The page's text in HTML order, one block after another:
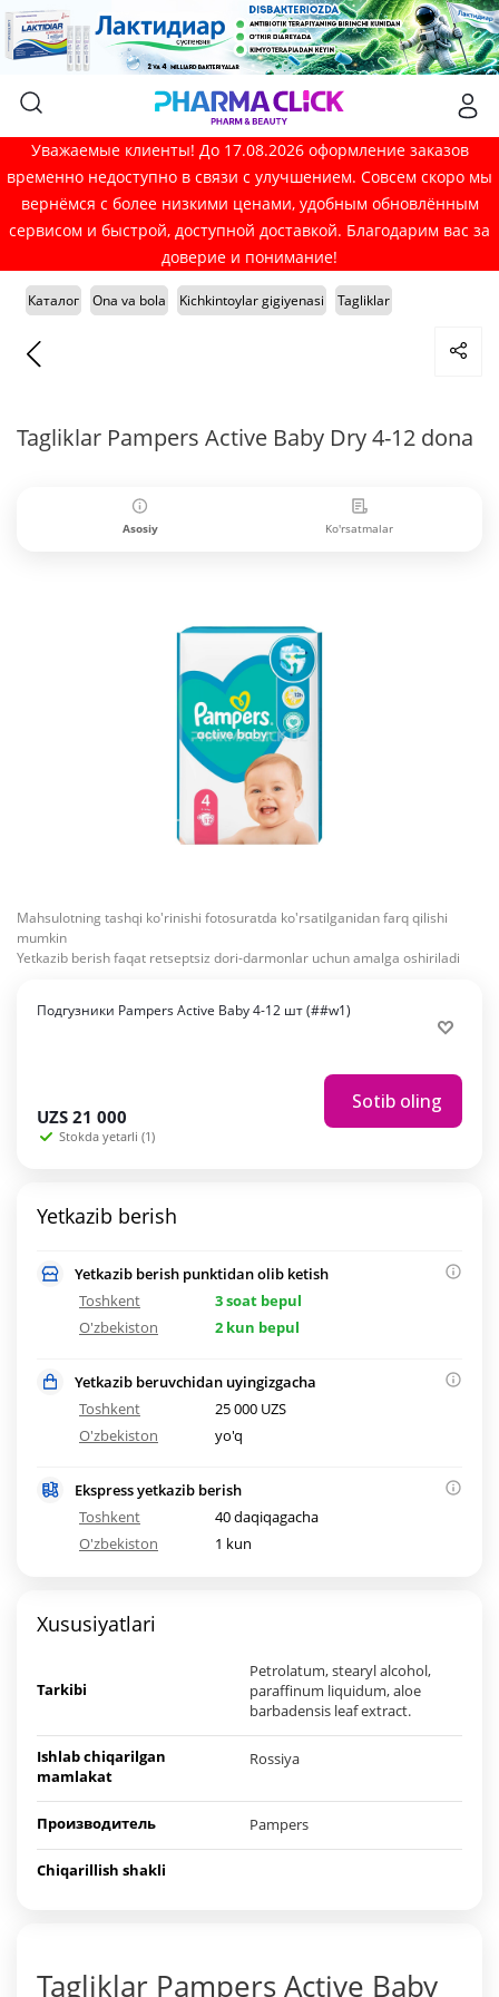
Уважаемые клиенты! До 17.08.2026 оформление заказов
временно недоступно в связи с улучшением. Совсем скоро мы
вернёмся с более низкими ценами, удобным обновлённым
сервисом и быстрой, доступной доставкой. Благодарим вас за
доверие и понимание!
Каталог Ona va bola Kichkintoylar gigiyenasi Tagliklar
Tagliklar Pampers Active Baby Dry 4-12 dona
Asosiy Ko'rsatmalar
Mahsulotning tashqi ko'rinishi fotosuratda ko'rsatilganidan farq qilishi
mumkin
Yetkazib berish faqat retseptsiz dori-darmonlar uchun amalga oshiriladi
Подгузники Pampers Active Baby 4-12 шт (##w1)
UZS 21 000
Stokda yetarli (1)
Sotib oling
Yetkazib berish
Yetkazib berish punktidan olib ketish
Toshkent
3 soat bepul
O'zbekiston
2 kun bepul
Yetkazib beruvchidan uyingizgacha
Toshkent
25 000 UZS
O'zbekiston
yo'q
Ekspress yetkazib berish
Toshkent
40 daqiqagacha
O'zbekiston
1 kun
Xususiyatlari
Tarkibi
Petrolatum, stearyl alcohol,
paraffinum liquidum, aloe
barbadensis leaf extract.
Ishlab chiqarilgan
mamlakat
Rossiya
Производитель Pampers
Chiqarillish shakli
Tagliklar Pampers Active Baby